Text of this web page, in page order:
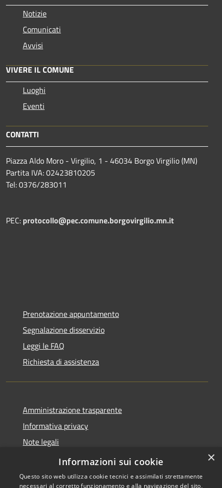
Notizie
Comunicati
Avvisi
VIVERE IL COMUNE
Luoghi
Eventi
CONTATTI
Piazza Aldo Moro - Virgilio, 1 - 46034 Borgo Virgilio (MN)
Partita IVA: 02423810205
Tel: 0376/283011
PEC: protocollo@pec.comune.borgovirgilio.mn.it
Prenotazione appuntamento
Segnalazione disservizio
Leggi le FAQ
Richiesta di assistenza
Amministrazione trasparente
Informativa privacy
Note legali
Dichiarazione di accessibilità
×
Informazioni sui cookie
Questo sito web utilizza cookie tecnici e assimilati strettamente
necessari al corretto funzionamento e alla navigazione del sito,